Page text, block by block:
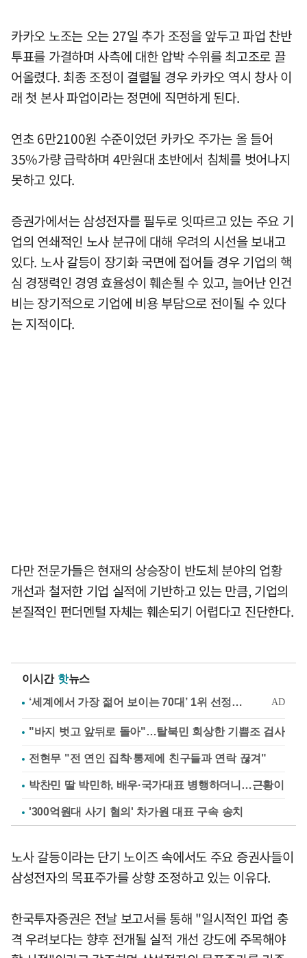
카카오 노조는 오는 27일 추가 조정을 앞두고 파업 찬반
투표를 가결하며 사측에 대한 압박 수위를 최고조로 끌
어올렸다. 최종 조정이 결렬될 경우 카카오 역시 창사 이
래 첫 본사 파업이라는 정면에 직면하게 된다.
연초 6만2100원 수준이었던 카카오 주가는 올 들어
35%가량 급락하며 4만원대 초반에서 침체를 벗어나지
못하고 있다.
증권가에서는 삼성전자를 필두로 잇따르고 있는 주요 기
업의 연쇄적인 노사 분규에 대해 우려의 시선을 보내고
있다. 노사 갈등이 장기화 국면에 접어들 경우 기업의 핵
심 경쟁력인 경영 효율성이 훼손될 수 있고, 늘어난 인건
비는 장기적으로 기업에 비용 부담으로 전이될 수 있다
는 지적이다.
다만 전문가들은 현재의 상승장이 반도체 분야의 업황
개선과 철저한 기업 실적에 기반하고 있는 만큼, 기업의
본질적인 펀더멘털 자체는 훼손되기 어렵다고 진단한다.
이시간 핫뉴스
"바지 벗고 앞뒤로 돌아"…탈북민 회상한 기쁨조 검사
전현무 "전 연인 집착·통제에 친구들과 연락 끊겨"
박찬민 딸 박민하, 배우·국가대표 병행하더니…근황이
'300억원대 사기 혐의' 차가원 대표 구속 송치
노사 갈등이라는 단기 노이즈 속에서도 주요 증권사들이
삼성전자의 목표주가를 상향 조정하고 있는 이유다.
한국투자증권은 전날 보고서를 통해 "일시적인 파업 충
격 우려보다는 향후 전개될 실적 개선 강도에 주목해야